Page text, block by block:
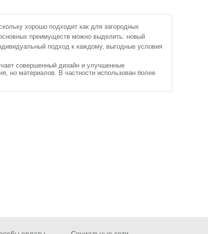
хорошо подходит как для загородных
преимуществ можно выделить: новый
подход к каждому, выгодные условия
совершенный дизайн и улучшенные
но материалов. В частности использован более